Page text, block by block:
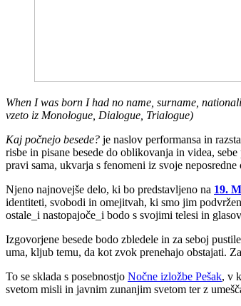
When I was born I had no name, surname,
vzeto iz Monologue, Dialogue, Trialogue)
Kaj počnejo besede? je naslov performansa in
risbe in pisane besede do oblikovanja in videa,
pravi sama, ukvarja s fenomeni iz svoje neposredne
Njeno najnovejše delo, ki bo predstavljeno na 19.
identiteti, svobodi in omejitvah, ki smo jim
ostale_i nastopajoče_i bodo s svojimi telesi in
Izgovorjene besede bodo zbledele in za seboj
uma, kljub temu, da kot zvok prenehajo obstajati.
To se sklada s posebnostjo Nočne izložbe Pešak, v
svetom misli in javnim zunanjim svetom ter z